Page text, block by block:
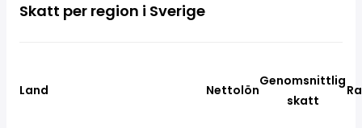
Skatt per region i Sverige
Land Nettolön
Genomsnittlig
skatt